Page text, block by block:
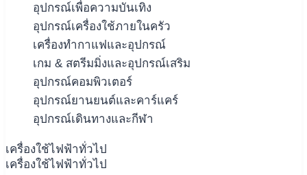
อุปกรณ์เพื่อความบันเทิง
อุปกรณ์เครื่องใช้ภายในครัว
เครื่องทำกาแฟและอุปกรณ์
เกม & สตรีมมิ่งและอุปกรณ์เสริม
อุปกรณ์คอมพิวเตอร์
อุปกรณ์ยานยนต์และคาร์แคร์
อุปกรณ์เดินทางและกีฬา
เครื่องใช้ไฟฟ้าทั่วไป
เครื่องใช้ไฟฟ้าทั่วไป